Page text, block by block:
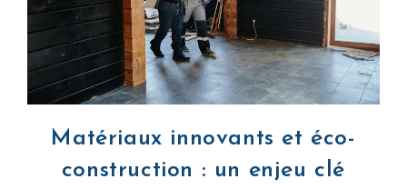
Matériaux innovants et éco-
construction : un enjeu clé